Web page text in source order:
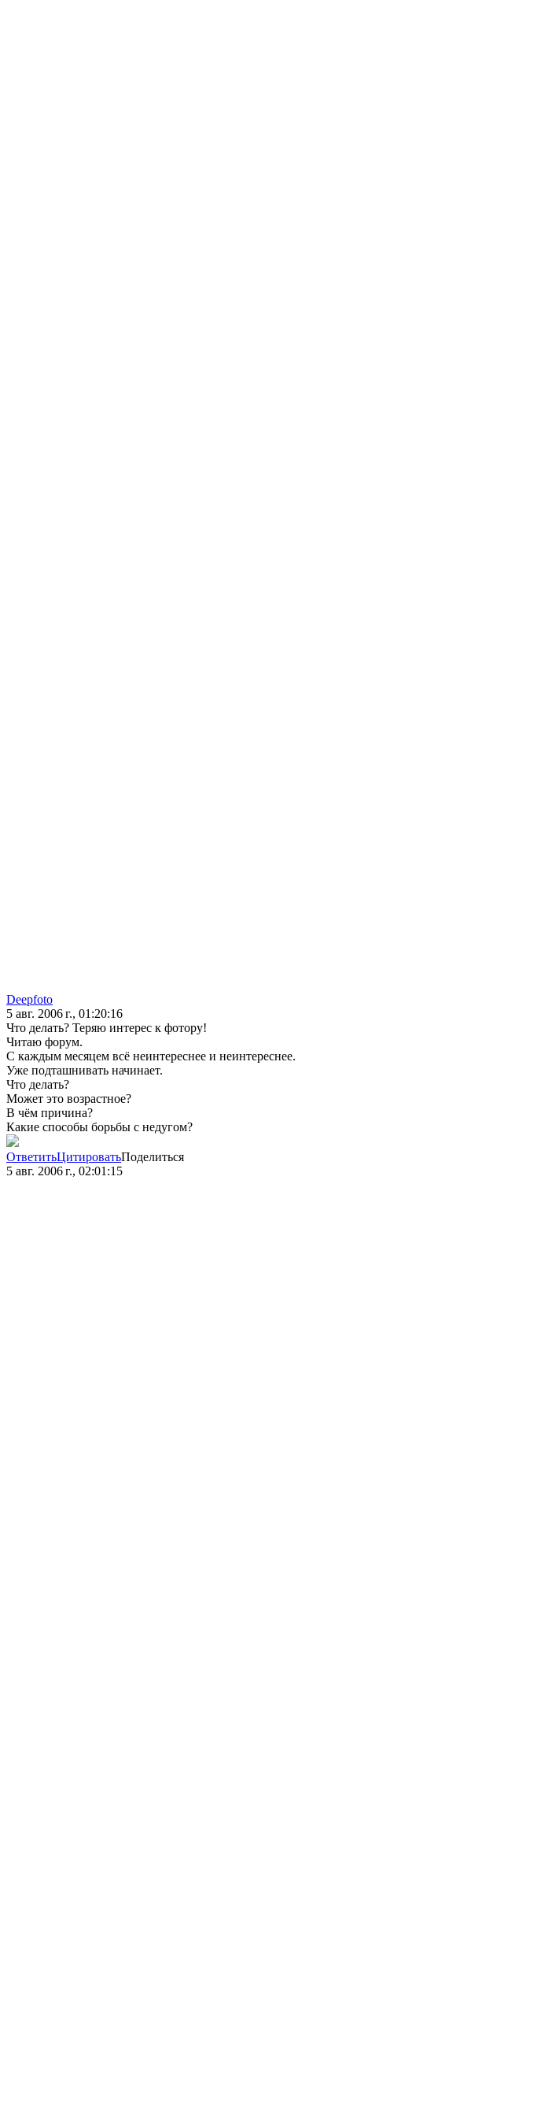
Deepfoto
5 авг. 2006 г., 01:20:16
Что делать? Теряю интерес к фотору!
Читаю форум.
С каждым месяцем всё неинтереснее и неинтереснее.
Уже подташнивать начинает.
Что делать?
Может это возрастное?
В чём причина?
Какие способы борьбы с недугом?
ОтветитьЦитироватьПоделиться
5 авг. 2006 г., 02:01:15